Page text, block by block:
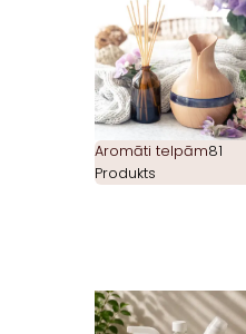
Aromāti telpām81
Produkts